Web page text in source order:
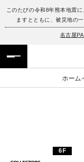
このたびの令和8年熊本地震
ますとともに、被災地の
名古屋
ホーム
フロアガイド
イベント・ポッ
TAX FREE
ENGLISH
6F